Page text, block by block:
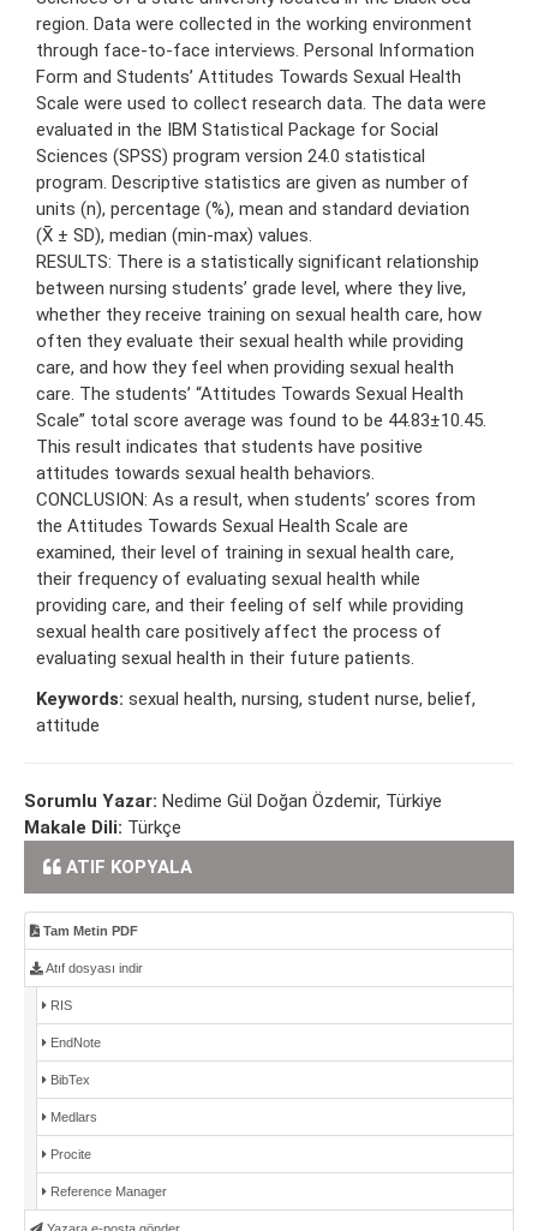
region. Data were collected in the working environment
through face-to-face interviews. Personal Information
Form and Students’ Attitudes Towards Sexual Health
Scale were used to collect research data. The data were
evaluated in the IBM Statistical Package for Social
Sciences (SPSS) program version 24.0 statistical
program. Descriptive statistics are given as number of
units (n), percentage (%), mean and standard deviation
(X̄ ± SD), median (min-max) values.
RESULTS: There is a statistically significant relationship
between nursing students’ grade level, where they live,
whether they receive training on sexual health care, how
often they evaluate their sexual health while providing
care, and how they feel when providing sexual health
care. The students’ “Attitudes Towards Sexual Health
Scale” total score average was found to be 44.83±10.45.
This result indicates that students have positive
attitudes towards sexual health behaviors.
CONCLUSION: As a result, when students’ scores from
the Attitudes Towards Sexual Health Scale are
examined, their level of training in sexual health care,
their frequency of evaluating sexual health while
providing care, and their feeling of self while providing
sexual health care positively affect the process of
evaluating sexual health in their future patients.
Keywords: sexual health, nursing, student nurse, belief,
attitude
Sorumlu Yazar: Nedime Gül Doğan Özdemir, Türkiye
Makale Dili: Türkçe
ATIF KOPYALA
Tam Metin PDF
Atıf dosyası indir
RIS
EndNote
BibTex
Medlars
Procite
Reference Manager